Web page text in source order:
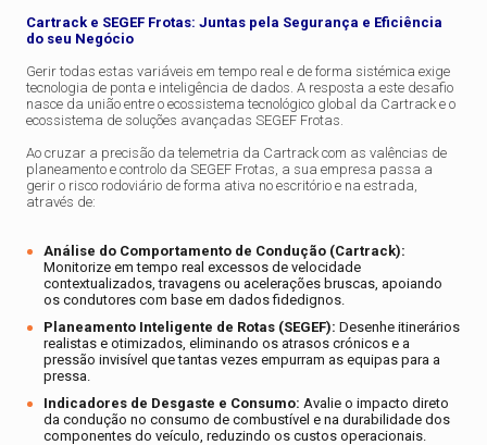
Cartrack e SEGEF Frotas: Juntas pela Segurança e Eficiência
do seu Negócio
Gerir todas estas variáveis em tempo real e de forma sistémica exige
tecnologia de ponta e inteligência de dados. A resposta a este desafio
nasce da união entre o ecossistema tecnológico global da Cartrack e o
ecossistema de soluções avançadas SEGEF Frotas.
Ao cruzar a precisão da telemetria da Cartrack com as valências de
planeamento e controlo da SEGEF Frotas, a sua empresa passa a
gerir o risco rodoviário de forma ativa no escritório e na estrada,
através de:
Análise do Comportamento de Condução (Cartrack):
Monitorize em tempo real excessos de velocidade
contextualizados, travagens ou acelerações bruscas, apoiando
os condutores com base em dados fidedignos.
Planeamento Inteligente de Rotas (SEGEF): Desenhe itinerários
realistas e otimizados, eliminando os atrasos crónicos e a
pressão invisível que tantas vezes empurram as equipas para a
pressa.
Indicadores de Desgaste e Consumo: Avalie o impacto direto
da condução no consumo de combustível e na durabilidade dos
componentes do veículo, reduzindo os custos operacionais.